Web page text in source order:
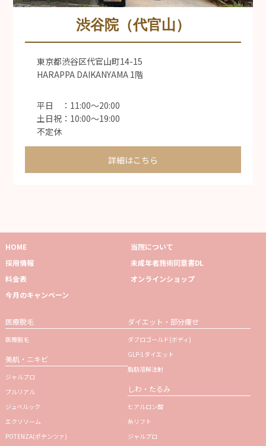
渋谷院（代官山）
東京都渋谷区代官山町14-15
HARAPPA DAIKANYAMA 1階
平日 ：11:00〜20:00
土日祝：10:00〜19:00
不定休
詳細はこちら
HOME
当院について
採用情報
未成年者施術同意書DL
料金表
オンラインショップ
今月のキャンペーン
医療脱毛
医療脱毛
美肌・ニキビ
ジャルプロ
プルリアル
ジュベルック
エクソソーム
POTENZA(ポテンツァ)
ダイエット・部分痩せ
ダブロゴールド(ボディ)
GLP-1ダイエット
脂肪溶解注射
しわ・たるみ
ヒアルロン酸
糸リフト
ジャルプロ